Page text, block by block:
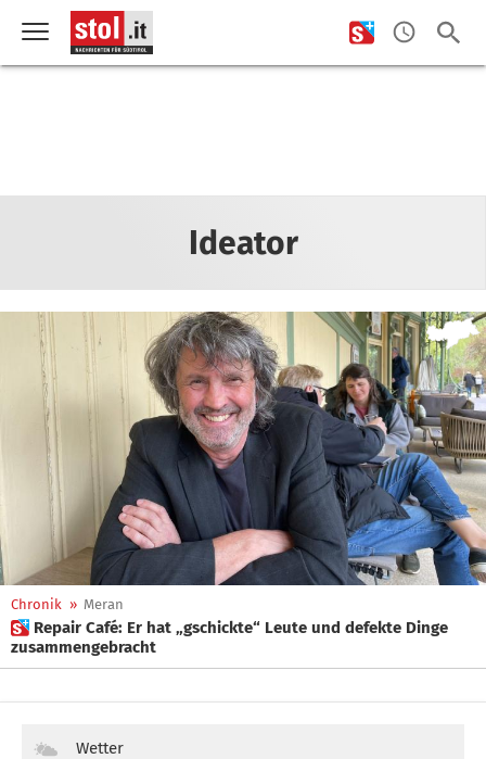
Ideator
Chronik » Meran
 Repair Café: Er hat „gschickte“ Leute und defekte Dinge
zusammengebracht
Wetter